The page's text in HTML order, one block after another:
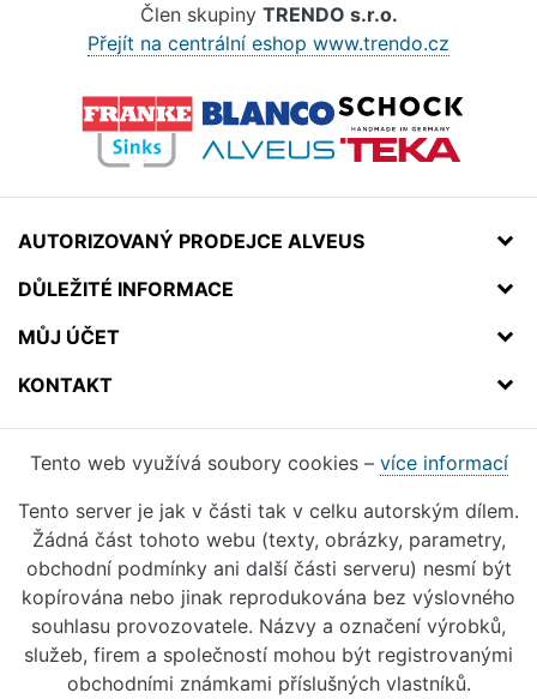
Člen skupiny TRENDO s.r.o.
Přejít na centrální eshop www.trendo.cz
AUTORIZOVANÝ PRODEJCE ALVEUS
DŮLEŽITÉ INFORMACE
MŮJ ÚČET
KONTAKT
Tento web využívá soubory cookies – více informací
Tento server je jak v části tak v celku autorským dílem.
Žádná část tohoto webu (texty, obrázky, parametry,
obchodní podmínky ani další části serveru) nesmí být
kopírována nebo jinak reprodukována bez výslovného
souhlasu provozovatele. Názvy a označení výrobků,
služeb, firem a společností mohou být registrovanými
obchodními známkami příslušných vlastníků.